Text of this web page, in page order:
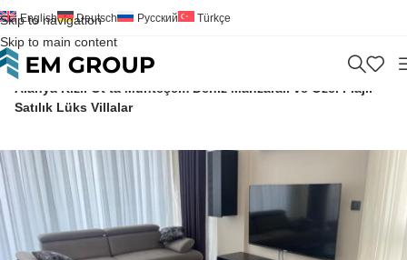
Skip to navigation
Skip to main content
English Deutsch Русский Türkçe
Home> Villa >Satılık > KIZIL OT>
Alanya Kızıl Ot’ta Muhteşem Deniz Manzaralı ve Özel Plajlı
Satılık Lüks Villalar